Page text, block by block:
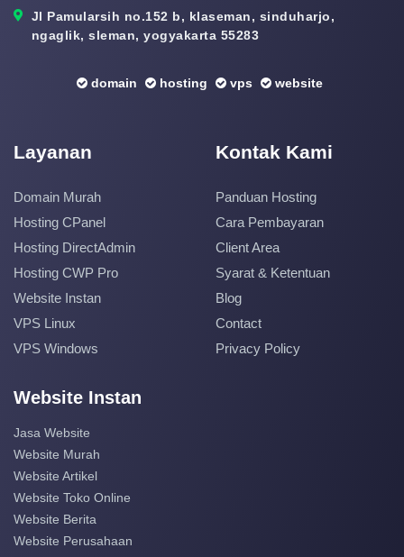
Jl Pamularsih no.152 b, klaseman, sinduharjo,
ngaglik, sleman, yogyakarta 55283
domain hosting vps website
Layanan
Domain Murah
Hosting CPanel
Hosting DirectAdmin
Hosting CWP Pro
Website Instan
VPS Linux
VPS Windows
Kontak Kami
Panduan Hosting
Cara Pembayaran
Client Area
Syarat & Ketentuan
Blog
Contact
Privacy Policy
Website Instan
Jasa Website
Website Murah
Website Artikel
Website Toko Online
Website Berita
Website Perusahaan